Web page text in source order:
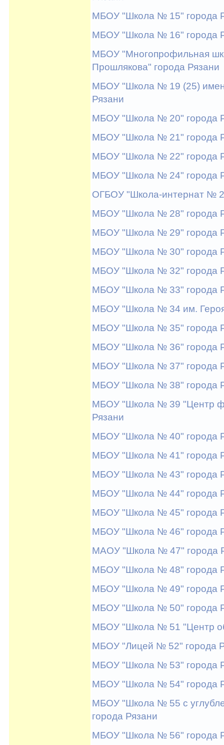
МБОУ "Школа № 15" города
МБОУ "Школа № 16" города
МБОУ "Многопрофильная
Прошлякова" города Рязани
МБОУ "Школа № 19 (25)
Рязани
МБОУ "Школа № 20" города
МБОУ "Школа № 21" города
МБОУ "Школа № 22" города
МБОУ "Школа № 24" города
ОГБОУ "Школа-интернат №
МБОУ "Школа № 28" города
МБОУ "Школа № 29" города
МБОУ "Школа № 30" города
МБОУ "Школа № 32" города
МБОУ "Школа № 33" города
МБОУ "Школа № 34 им.
МБОУ "Школа № 35" города
МБОУ "Школа № 36" города
МБОУ "Школа № 37" города
МБОУ "Школа № 38" города
МБОУ "Школа № 39 "Центр
Рязани
МБОУ "Школа № 40" города
МБОУ "Школа № 41" города
МБОУ "Школа № 43" города
МБОУ "Школа № 44" города
МБОУ "Школа № 45" города
МБОУ "Школа № 46" города
МАОУ "Школа № 47" города
МБОУ "Школа № 48" города
МБОУ "Школа № 49" города
МБОУ "Школа № 50" города
МБОУ "Школа № 51 "Центр
МБОУ "Лицей № 52" города
МБОУ "Школа № 53" города
МБОУ "Школа № 54" города
МБОУ "Школа № 55 с
города Рязани
МБОУ "Школа № 56" города